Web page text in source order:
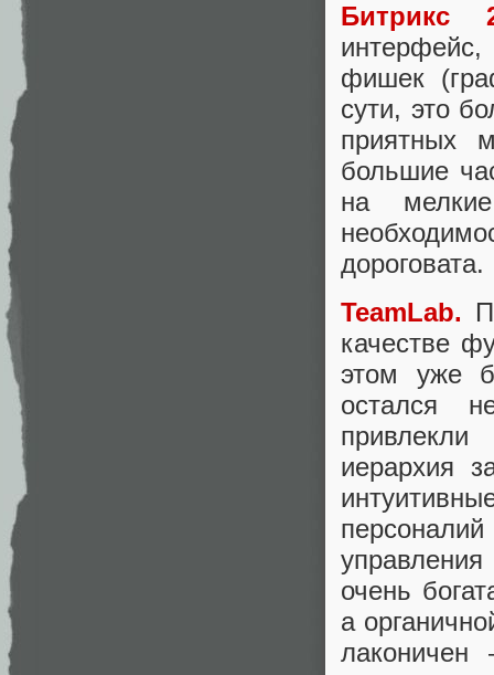
Битрикс
фишек
сути, это
приятных
большие
на
дороговата.
TeamLab.
качестве
этом уже
остался
иерархия
очень
а